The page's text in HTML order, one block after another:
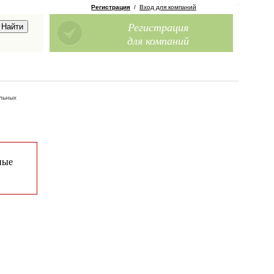
Регистрация / Вход для компаний
Регистрация
для компаний